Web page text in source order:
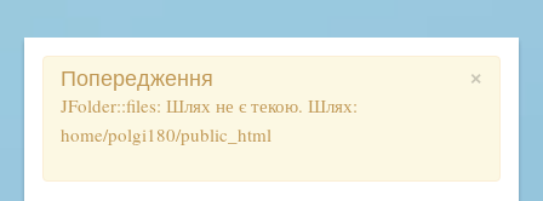
Ліцей
Розклад, дзвінки, правила
Електронний журнал
×
Попередження
JFolder::files: Шлях не є текою. Шлях:
home/polgi180/public_html